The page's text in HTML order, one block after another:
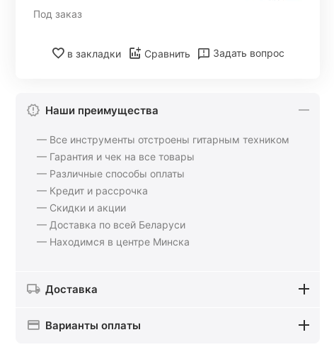
Под заказ
в закладки Сравнить Задать вопрос
Наши преимущества
— Все инструменты отстроены гитарным техником
— Гарантия и чек на все товары
— Различные способы оплаты
— Кредит и рассрочка
— Скидки и акции
— Доставка по всей Беларуси
— Находимся в центре Минска
Доставка
Варианты оплаты